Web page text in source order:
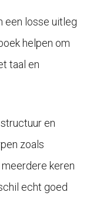
een losse uitleg
helpen om
taal en
en
zoals
keren
echt goed